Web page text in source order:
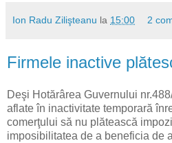
Ion Radu Zilişteanu la 15:00 2
Firmele inactive
Deşi Hotărârea Guvernului
aflate în inactivitate temporară
comerţului să nu plătească
imposibilitatea de a beneficia de